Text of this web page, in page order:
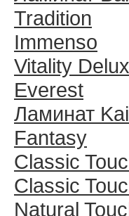
Tradition
Immenso
Vitality
Everest
Ламинат
Fantasy
Classic
Classic
Natural